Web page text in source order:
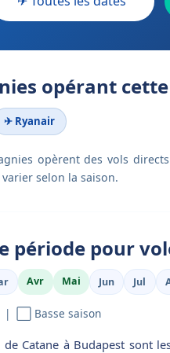
opérant
✈ Ryanair
opèrent des vols
selon la saison.
période pour
Avr Mai Jun Jul
| ⬜ Basse saison
Catane à Budapest sont